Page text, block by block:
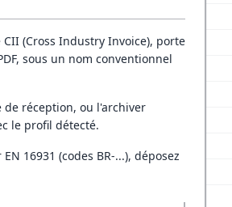
(Cross Industry Invoice), porte
sous un nom conventionnel
réception, ou l'archiver
le profil détecté.
16931 (codes BR-...), déposez